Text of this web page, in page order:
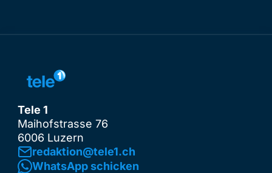
Tele 1
Maihofstrasse 76
6006 Luzern
redaktion@tele1.ch
WhatsApp schicken